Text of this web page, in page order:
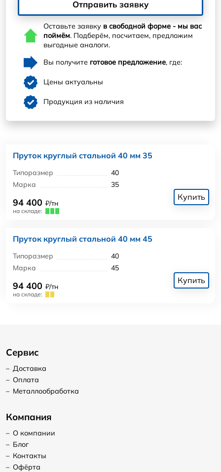
Отправить заявку
Оставьте заявку в свободной форме - мы вас
поймём. Подберём, посчитаем, предложим
выгодные аналоги.
Вы получите готовое предложение, где:
Цены актуальны
Продукция из наличия
Пруток круглый стальной 40 мм 35
Типоразмер
40
Марка
35
94 400 ₽/тн
на складе:
Купить
Пруток круглый стальной 40 мм 45
Типоразмер
40
Марка
45
94 400 ₽/тн
на складе:
Купить
Сервис
– Доставка
– Оплата
– Металлообработка
Компания
– О компании
– Блог
– Контакты
– Офёрта